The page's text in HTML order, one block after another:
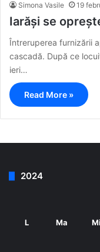
Simona Vasile 19
Iarăși se
Întreruperea furnizării
cascadă. După ce
ieri…
Read More »
2024
L Ma Mi